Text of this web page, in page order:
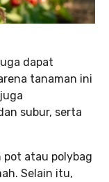
dapat
tanaman ini
subur, serta
pot atau polybag
Selain itu,